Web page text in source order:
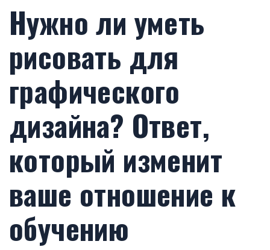
Нужно ли уметь
рисовать для
графического
дизайна? Ответ,
который изменит
ваше отношение к
обучению